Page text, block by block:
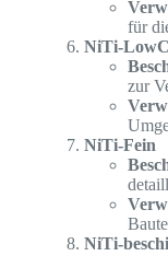
für
NiTi-LowC
zur
NiTi-Fein
NiTi-